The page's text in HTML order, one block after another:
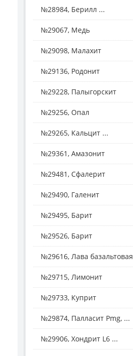
№28984, Берилл ...
№29067, Медь
№29098, Малахит
№29136, Родонит
№29228, Палыгорскит
№29256, Опал
№29265, Кальцит ...
№29361, Амазонит
№29481, Сфалерит
№29490, Галенит
№29495, Барит
№29526, Барит
№29616, Лава базальтовая
№29715, Лимонит
№29733, Куприт
№29874, Палласит Pmg, ...
№29906, Хондрит L6 ...